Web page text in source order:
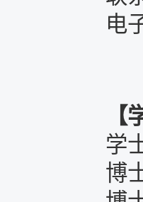
电
学
博